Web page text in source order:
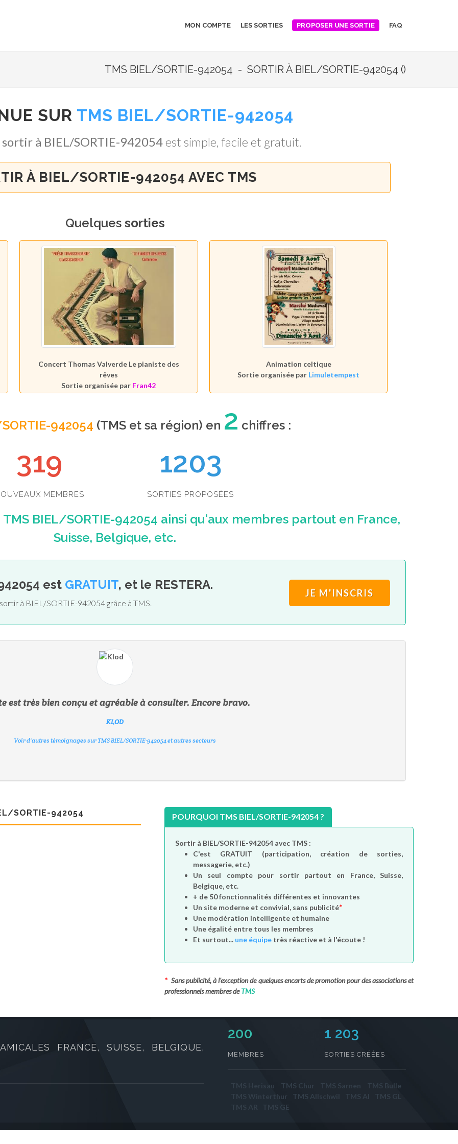
MON COMPTE LES SORTIES PROPOSER UNE SORTIE FAQ
TMS BIEL/SORTIE-942054 - SORTIR À BIEL/SORTIE-942054 ()
SUR TMS BIEL/SORTIE-942054
sortir à BIEL/SORTIE-942054est simple, facile et gratuit.
À BIEL/SORTIE-942054 AVEC TMS
Quelques sorties
Concert Thomas Valverde Le pianiste des
rêves
Sortie organisée par Fran42
Animation celtique
Sortie organisée par Limuletempest
942054 (TMS et sa région) en 2 chiffres :
346
MEMBRES
1203
SORTIES PROPOSÉES
BIEL/SORTIE-942054 ainsi qu'aux membres partout en France,
Suisse, Belgique, etc.
est GRATUIT, et le RESTERA.
à BIEL/SORTIE-942054 grâce à TMS.
JE M'INSCRIS
est très bien conçu et agréable à consulter. Encore bravo.
KLOD
Voir d'autres témoignages sur TMS BIEL/SORTIE-942054 et autres secteurs
CHRIST21
Voir d'autres témoignages sur TMS BIEL/SORTIE-942054 et autres secteurs
NATH1712
Voir d'autres témoignages sur TMS BIEL/SORTIE-942054 et autres secteurs
CACACOTINE
Voir d'autres témoignages sur TMS BIEL/SORTIE-942054 et autres secteurs
SORTIE-942054 POURQUOI TMS BIEL/SORTIE-942054 ?
Sortir à BIEL/SORTIE-942054 avec TMS :
C'est GRATUIT (participation, création de sorties,
messagerie, etc.)
Un seul comptepour sortir partout en France, Suisse,
Belgique, etc.
+ de 50 fonctionnalités différentes et innovantes
Un site moderne et convivial, sans publicité*
Une modération intelligente et humaine
Une égalité entre tous les membres
Et surtout... une équipe très réactive et à l'écoute !
* Sans publicité, à l'exception de quelques encarts de promotion pour des associations et
professionnels membres deTMS
FRANCE, SUISSE, BELGIQUE,
230
MEMBRES
1 203
SORTIES CRÉÉES
TMS Herisau TMS Chur TMS Sarnen
TMS Bulle
TMS Winterthur
TMS Allschwil TMS AI
TMS GL
TMS AR
TMS GE